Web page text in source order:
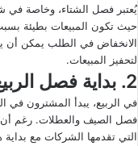
يُعتبر فصل الشتاء، وخاصة في
حيث تكون المبيعات بطيئة بسبب
الانخفاض في الطلب يمكن أن
لتحفيز المبيعات.
2. بداية فصل الربيع
في الربيع، يبدأ المشترون في
فصل الصيف والعطلات. رغم أن
التي تقدمها الشركات مع